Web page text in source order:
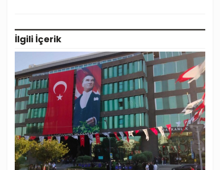
İlgili İçerik